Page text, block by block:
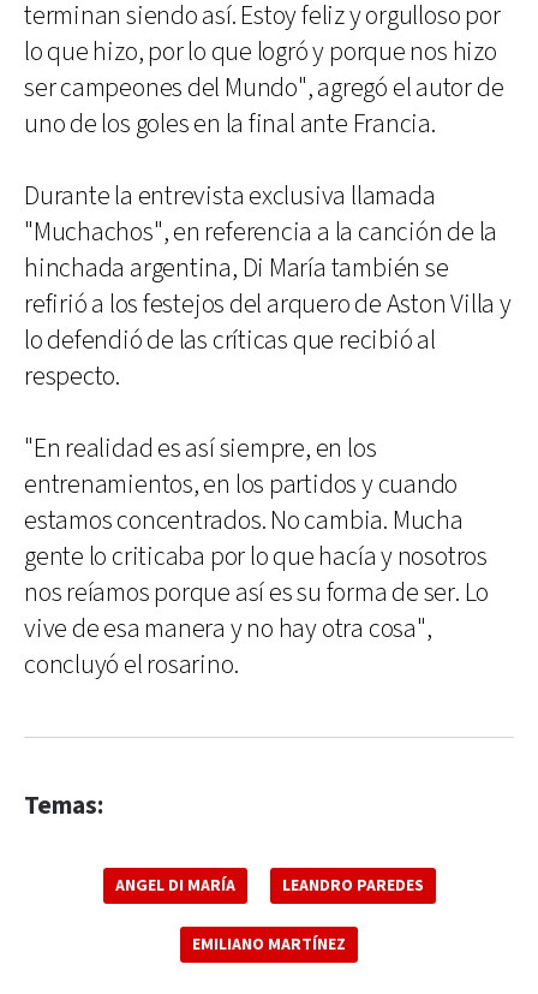
terminan siendo así. Estoy feliz y orgulloso por
lo que hizo, por lo que logró y porque nos hizo
ser campeones del Mundo", agregó el autor de
uno de los goles en la final ante Francia.
Durante la entrevista exclusiva llamada
"Muchachos", en referencia a la canción de la
hinchada argentina, Di María también se
refirió a los festejos del arquero de Aston Villa y
lo defendió de las críticas que recibió al
respecto.
"En realidad es así siempre, en los
entrenamientos, en los partidos y cuando
estamos concentrados. No cambia. Mucha
gente lo criticaba por lo que hacía y nosotros
nos reíamos porque así es su forma de ser. Lo
vive de esa manera y no hay otra cosa",
concluyó el rosarino.
Temas:
ANGEL DI MARÍA LEANDRO PAREDES
EMILIANO MARTÍNEZ